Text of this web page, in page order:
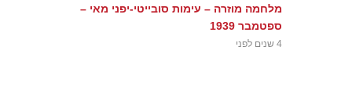
מלחמה מוזרה – עימות סובייטי-יפני מאי –
ספטמבר 1939
4 שנים לפני